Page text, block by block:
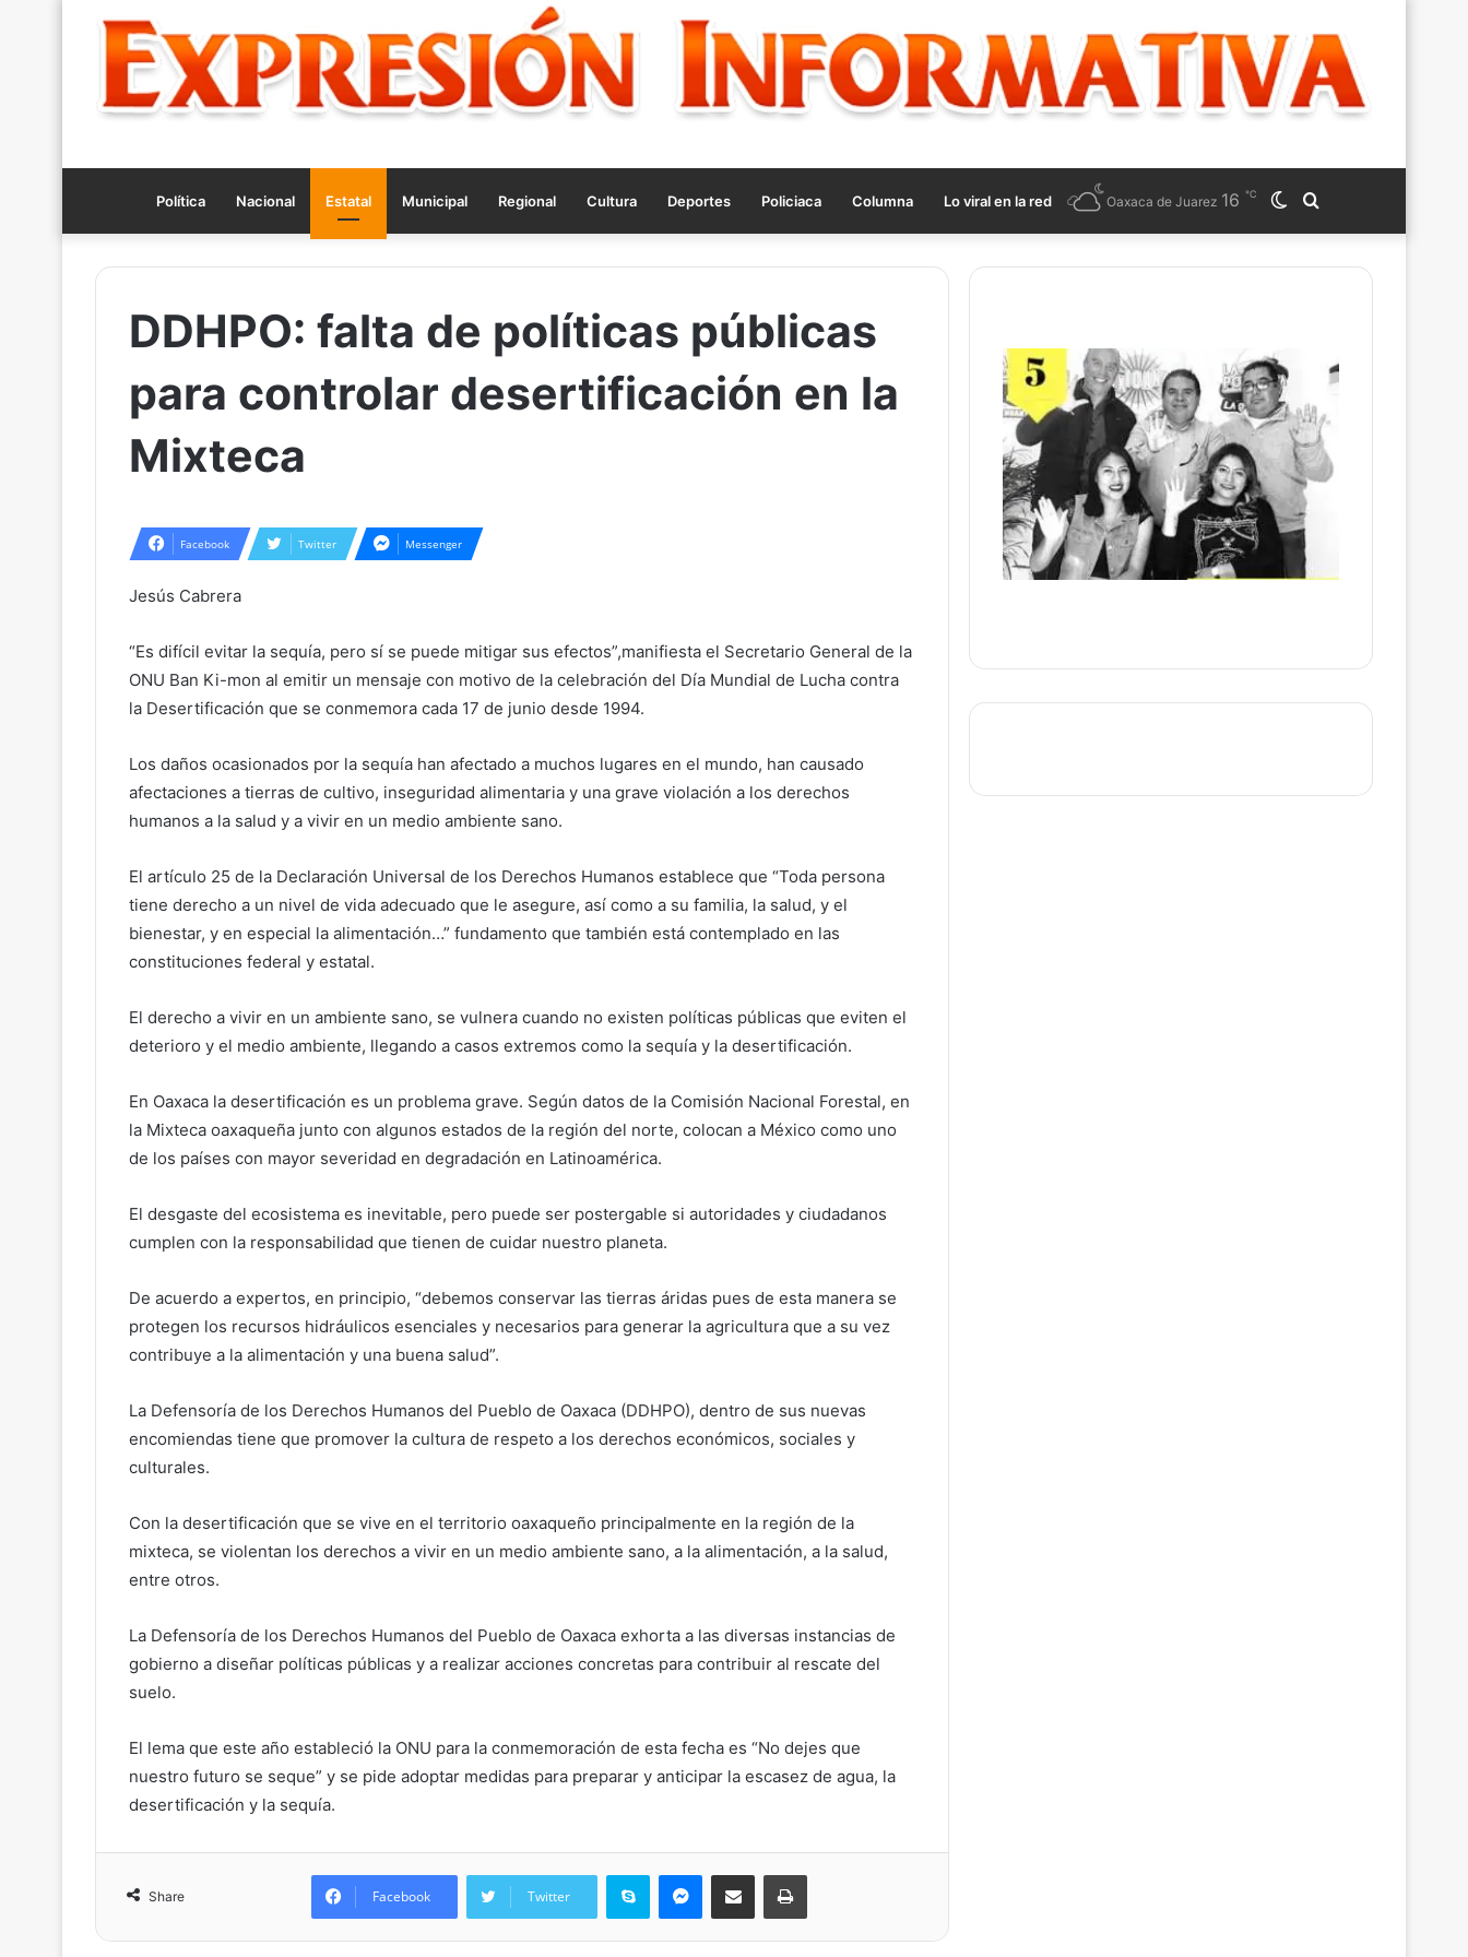
Política Nacional Estatal Municipal Regional Cultura Deportes Policiaca Columna Lo viral en la red
for
Switch
skin
Oaxaca de Juarez 16 ℃
DDHPO: falta de políticas públicas
para controlar desertificación en la
Mixteca
Facebook Twitter Messenger
Jesús Cabrera
“Es difícil evitar la sequía, pero sí se puede mitigar sus efectos”,manifiesta el Secretario General de la
ONU Ban Ki-mon al emitir un mensaje con motivo de la celebración del Día Mundial de Lucha contra
la Desertificación que se conmemora cada 17 de junio desde 1994.
Los daños ocasionados por la sequía han afectado a muchos lugares en el mundo, han causado
afectaciones a tierras de cultivo, inseguridad alimentaria y una grave violación a los derechos
humanos a la salud y a vivir en un medio ambiente sano.
El artículo 25 de la Declaración Universal de los Derechos Humanos establece que “Toda persona
tiene derecho a un nivel de vida adecuado que le asegure, así como a su familia, la salud, y el
bienestar, y en especial la alimentación…” fundamento que también está contemplado en las
constituciones federal y estatal.
El derecho a vivir en un ambiente sano, se vulnera cuando no existen políticas públicas que eviten el
deterioro y el medio ambiente, llegando a casos extremos como la sequía y la desertificación.
En Oaxaca la desertificación es un problema grave. Según datos de la Comisión Nacional Forestal, en
la Mixteca oaxaqueña junto con algunos estados de la región del norte, colocan a México como uno
de los países con mayor severidad en degradación en Latinoamérica.
El desgaste del ecosistema es inevitable, pero puede ser postergable si autoridades y ciudadanos
cumplen con la responsabilidad que tienen de cuidar nuestro planeta.
De acuerdo a expertos, en principio, “debemos conservar las tierras áridas pues de esta manera se
protegen los recursos hidráulicos esenciales y necesarios para generar la agricultura que a su vez
contribuye a la alimentación y una buena salud”.
La Defensoría de los Derechos Humanos del Pueblo de Oaxaca (DDHPO), dentro de sus nuevas
encomiendas tiene que promover la cultura de respeto a los derechos económicos, sociales y
culturales.
Con la desertificación que se vive en el territorio oaxaqueño principalmente en la región de la
mixteca, se violentan los derechos a vivir en un medio ambiente sano, a la alimentación, a la salud,
entre otros.
La Defensoría de los Derechos Humanos del Pueblo de Oaxaca exhorta a las diversas instancias de
gobierno a diseñar políticas públicas y a realizar acciones concretas para contribuir al rescate del
suelo.
El lema que este año estableció la ONU para la conmemoración de esta fecha es “No dejes que
nuestro futuro se seque” y se pide adoptar medidas para preparar y anticipar la escasez de agua, la
desertificación y la sequía.
Share Facebook Twitter
Skype Messenger
Share via Email Print